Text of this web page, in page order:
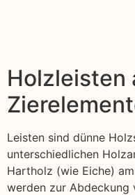
Holzleisten
Leisten sind dünne
unterschiedlichen
Hartholz (wie Eiche)
werden zur Abdeckung